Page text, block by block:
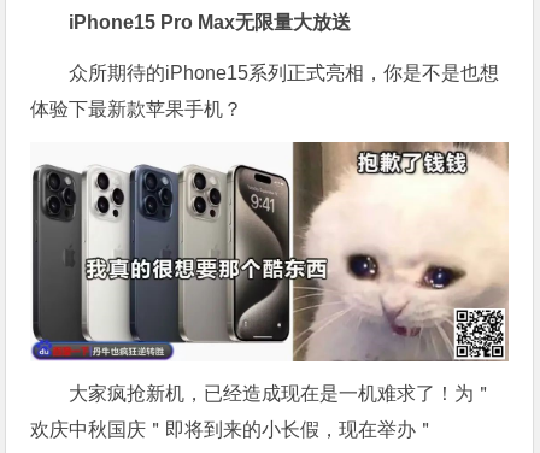
iPhone15 Pro Max无限量大放送
众所期待的iPhone15系列正式亮相，你是不是也想
体验下最新款苹果手机？
大家疯抢新机，已经造成现在是一机难求了！为＂
欢庆中秋国庆＂即将到来的小长假，现在举办＂